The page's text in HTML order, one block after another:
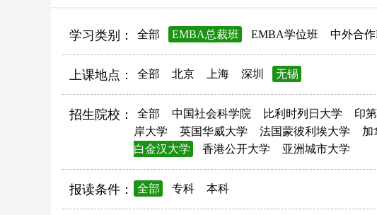
学习类别： 全部 EMBA总裁班 EMBA学位班 中外合
上课地点： 全部 北京 上海 深圳 无锡
招生院校： 全部 中国社会科学院 比利时列日大学 印
岸大学
英国华威大学 法国蒙彼利埃大学 加
白金汉大学
香港公开大学 亚洲城市大学
报读条件： 全部 专科 本科